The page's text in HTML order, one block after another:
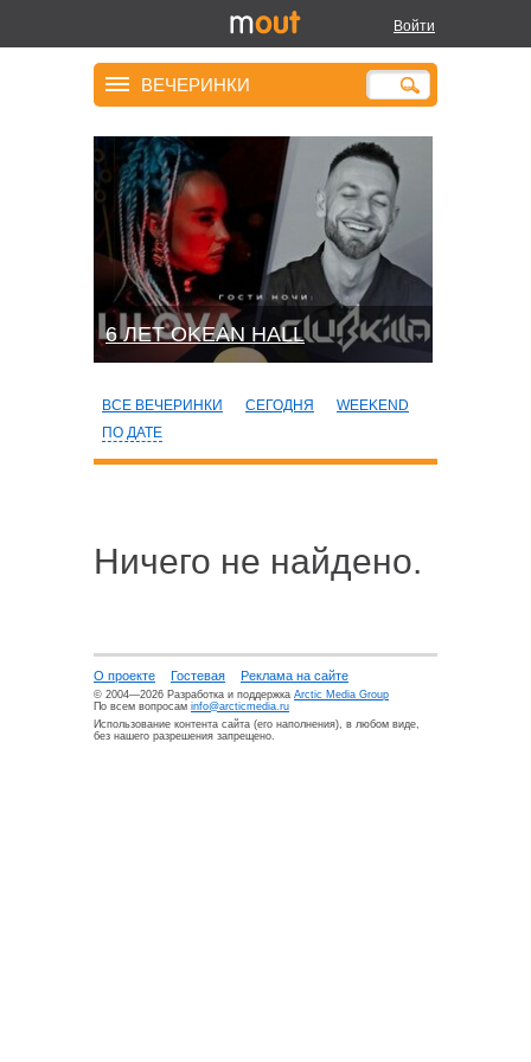
Войти
ВЕЧЕРИНКИ
6 ЛЕТ OKEAN HALL
ВСЕ ВЕЧЕРИНКИ СЕГОДНЯ
WEEKEND
ПО ДАТЕ
Ничего не найдено.
О проекте Гостевая Реклама на сайте
© 2004—2026 Разработка и поддержка Arctic Media Group
По всем вопросам info@arcticmedia.ru
Использование контента сайта (его наполнения), в любом виде,
без нашего разрешения запрещено.